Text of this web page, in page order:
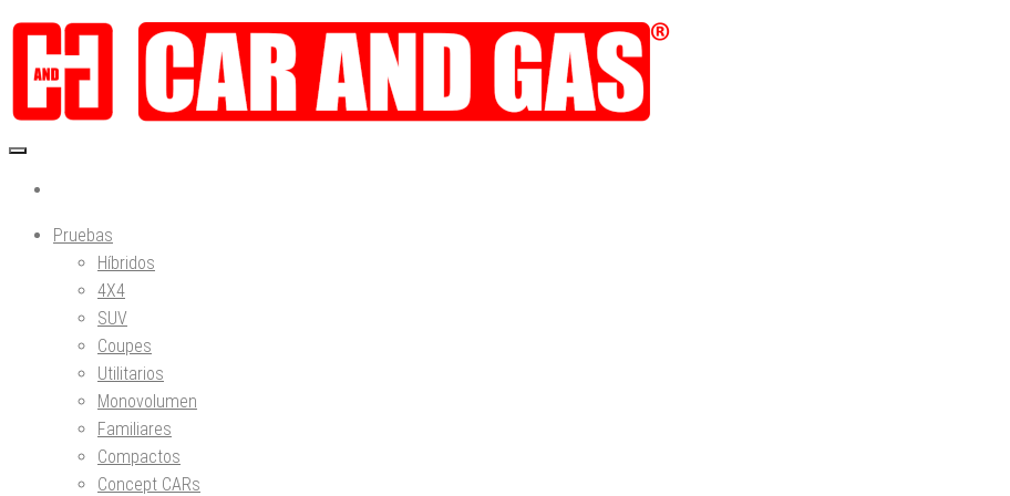
Saltar
contenido
Acércate al mundo del motor de una forma diferente. Pruebas, Fórmula 1, competición, noticias y novedades del sector y Trufa Cars: dedicado a los peores coches de la historia
Pruebas
Híbridos
4X4
SUV
Coupes
Utilitarios
Monovolumen
Familiares
Compactos
Concept CARs